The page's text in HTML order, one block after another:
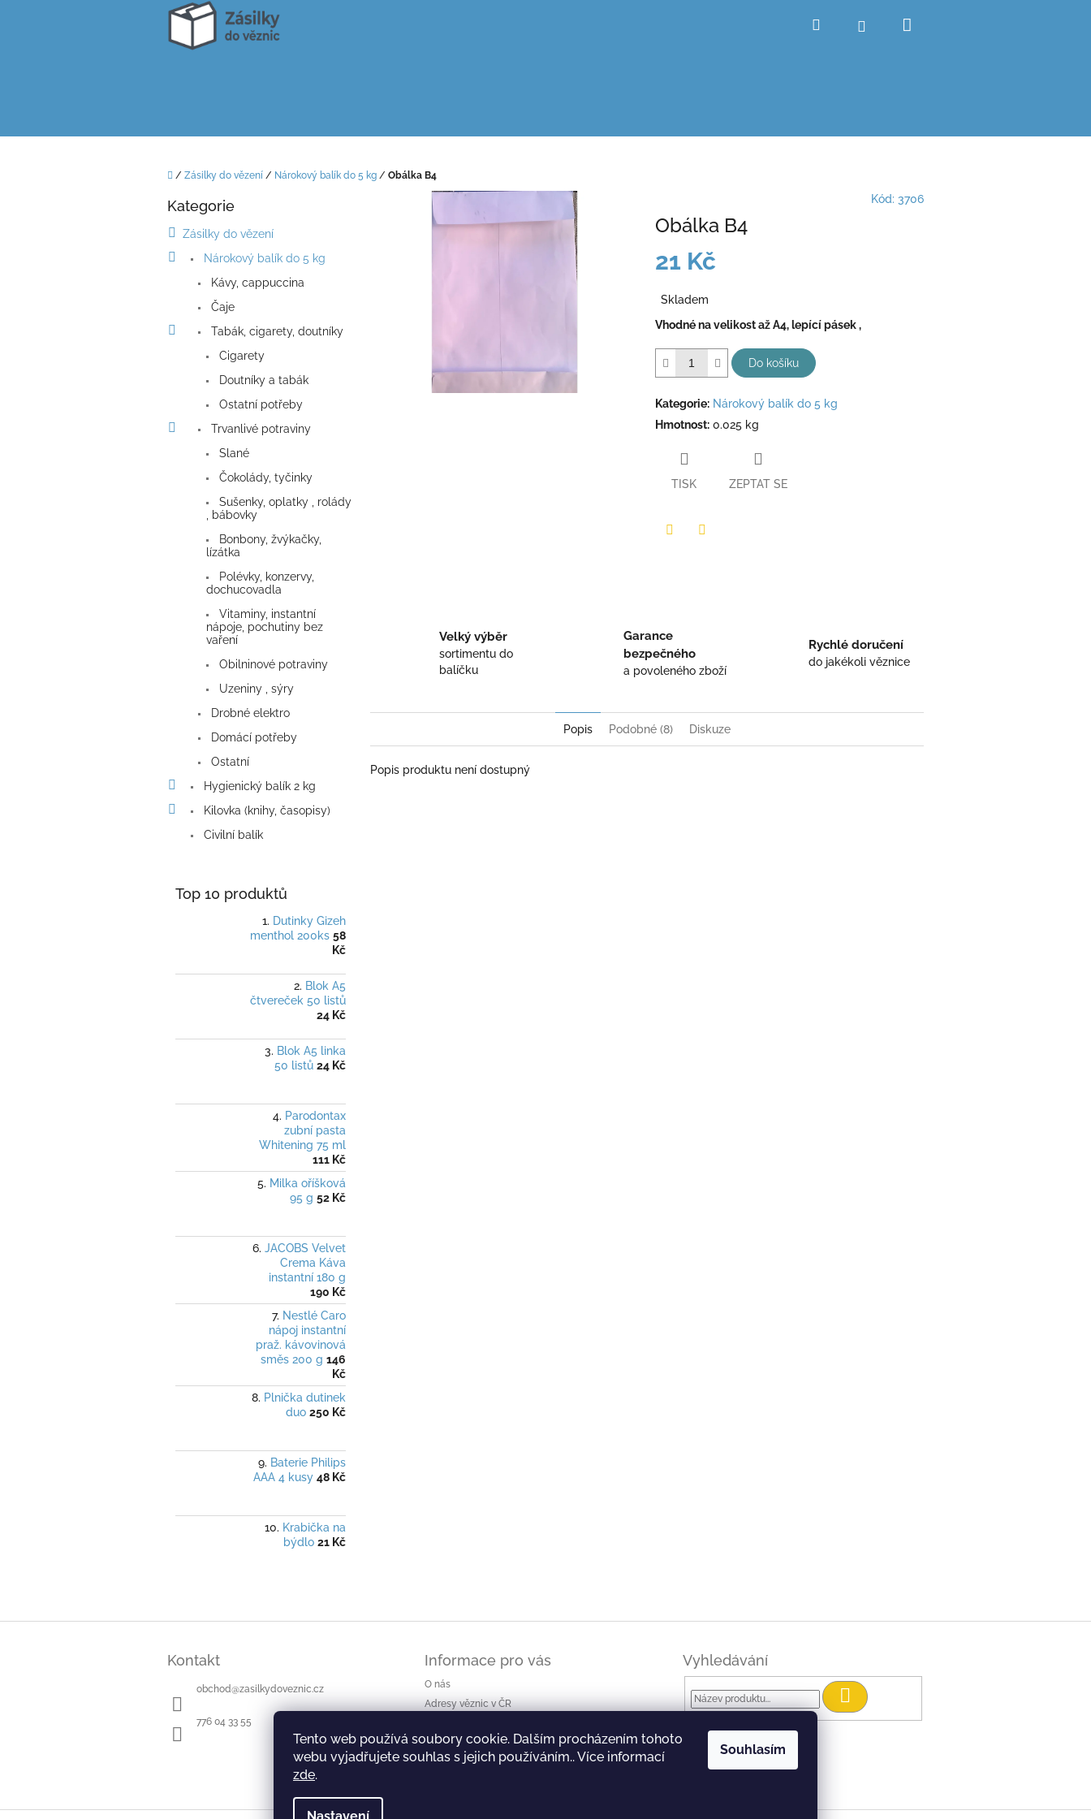
Tento web používá soubory cookie. Dalším procházením tohoto
webu vyjadřujete souhlas s jejich používáním.. Více informací
zde.
Souhlasím
Hledat Přihlášení
Domů
/ Zásilky do vězení / Nárokový balík do 5 kg / Obálka B4
Přeskočit
Kategorie
Zásilky do vězení
Nárokový balík do 5 kg
Kávy, cappuccina
Čaje
Tabák, cigarety, doutníky
Cigarety
Doutníky a tabák
Ostatní potřeby
Trvanlivé potraviny
Slané
Čokolády, tyčinky
Sušenky, oplatky , rolády
, bábovky
Bonbony, žvýkačky,
lízátka
Polévky, konzervy,
dochucovadla
Vitaminy, instantní
nápoje, pochutiny bez
vaření
Obilninové potraviny
Uzeniny , sýry
Drobné elektro
Domácí potřeby
Ostatní
Hygienický balík 2 kg
Kilovka (knihy, časopisy)
Civilní balík
Top 10 produktů
Dutinky Gizeh
menthol 200ks 58
Kč
Blok A5
čtvereček 50 listů
24 Kč
Blok A5 linka
50 listů 24 Kč
Parodontax
zubní pasta
Whitening 75 ml
111 Kč
Milka oříšková
95 g 52 Kč
JACOBS Velvet
Crema Káva
instantní 180 g
190 Kč
Nestlé Caro
nápoj instantní
praž. kávovinová
směs 200 g 146
Kč
Plnička dutinek
duo 250 Kč
Baterie Philips
AAA 4 kusy 48 Kč
Krabička na
býdlo 21 Kč
Kód: 3706
Obálka B4
21 Kč
cena:
Skladem
Vhodné na velikost až A4, lepící pásek ,
Do košíku
Kategorie: Nárokový balík do 5 kg
Hmotnost: 0.025 kg
TISK ZEPTAT SE
Velký výběr
sortimentu do
balíčku
Garance
bezpečného
a povoleného zboží
Rychlé doručení
do jakékoli věznice
Popis Podobné (8) Diskuze
Popis produktu není dostupný
Kontakt
obchod@zasilkydoveznic.cz
776 04 33 55
Informace pro vás
O nás
Adresy věznic v ČR
Ke stažení
Obchodní podmínky
Vyhledávání
Hledat